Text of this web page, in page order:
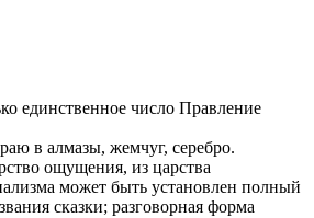
единственное число Правление
в алмазы, жемчуг, серебро.
ощущения, из царства
может быть установлен полный
сказки; разговорная форма